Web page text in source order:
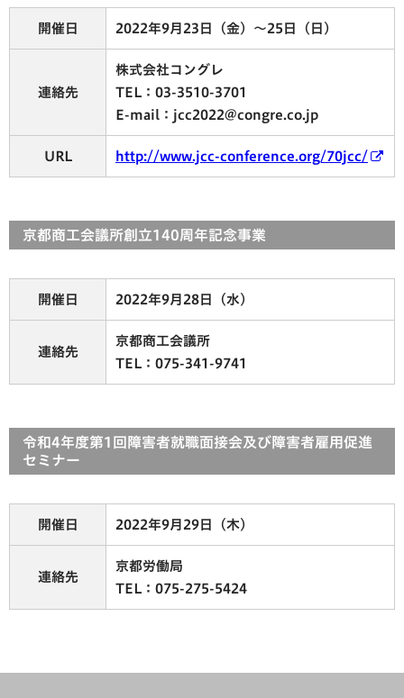
開催日 2022年9月23日（金）～25日（日）
連絡先
株式会社コングレ
TEL：03-3510-3701
E-mail：jcc2022@congre.co.jp
URL http://www.jcc-conference.org/70jcc/
京都商工会議所創立140周年記念事業
開催日 2022年9月28日（水）
連絡先
京都商工会議所
TEL：075-341-9741
令和4年度第1回障害者就職面接会及び障害者雇用促進
セミナー
開催日 2022年9月29日（木）
連絡先
京都労働局
TEL：075-275-5424